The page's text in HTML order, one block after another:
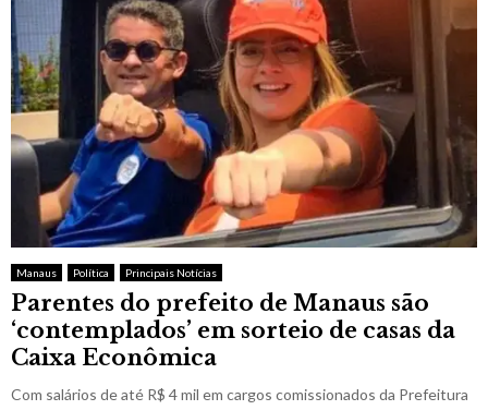
Manaus Política Principais Notícias
Parentes do prefeito de Manaus são
‘contemplados’ em sorteio de casas da
Caixa Econômica
Com salários de até R$ 4 mil em cargos comissionados da Prefeitura